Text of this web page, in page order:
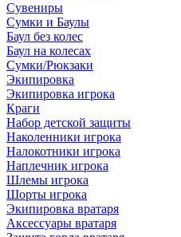
Сувениры
Сумки и Баулы
Баул без колес
Баул на колесах
Сумки/Рюкзаки
Экипировка
Экипировка игрока
Краги
Набор детской защиты
Наколенники игрока
Налокотники игрока
Наплечник игрока
Шлемы игрока
Шорты игрока
Экипировка вратаря
Аксессуары вратаря